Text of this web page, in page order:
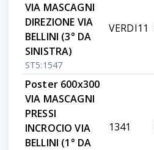
VIA MASCAGNI
DIREZIONE VIA
BELLINI (3° DA
SINISTRA)
ST5:1547
VERDI11
Poster 600x300
VIA MASCAGNI
PRESSI
INCROCIO VIA
BELLINI (1° DA
1341